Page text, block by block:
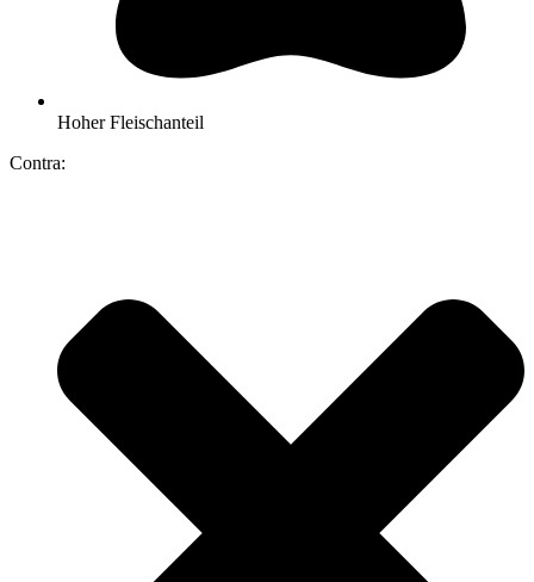
Hoher Fleischanteil
Contra: